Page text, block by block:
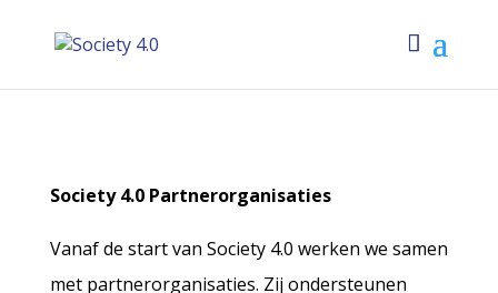
Society 4.0 Partnerorganisaties
Vanaf de start van Society 4.0 werken we samen
met partnerorganisaties. Zij ondersteunen